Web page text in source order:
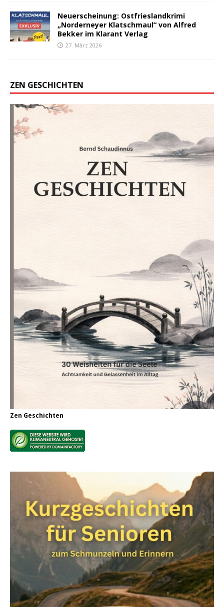
Neuerscheinung: Ostfrieslandkrimi
„Norderneyer Klatschmaul“ von Alfred
Bekker im Klarant Verlag
27. März 2026
ZEN GESCHICHTEN
Zen Geschichten